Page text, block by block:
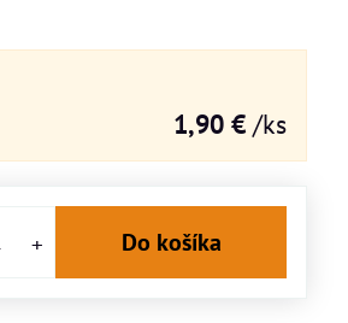
1,90 € /ks
Do košíka